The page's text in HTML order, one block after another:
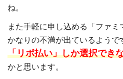
ね。
また手軽に申し込める「ファミ
かなりの不満が出ているようで
「リボ払い」しか選択でき
かと思います。